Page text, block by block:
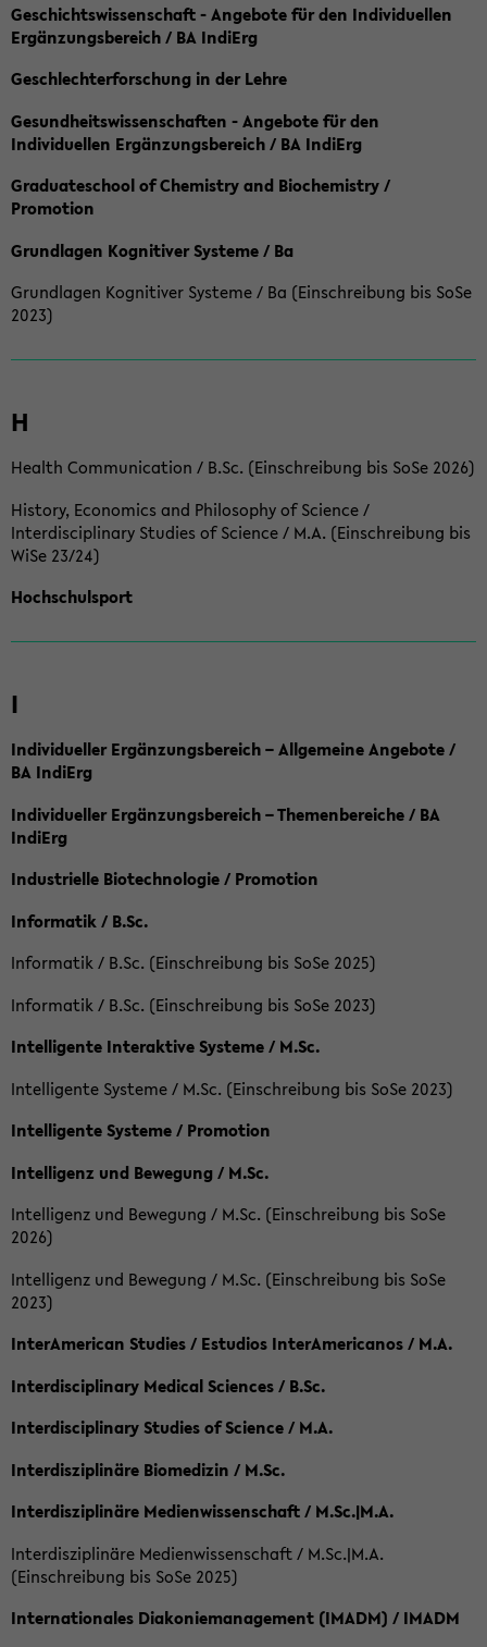
Geschichtswissenschaft - Angebote für den Individuellen
Ergänzungsbereich / BA IndiErg
Geschlechterforschung in der Lehre
Gesundheitswissenschaften - Angebote für den
Individuellen Ergänzungsbereich / BA IndiErg
Graduateschool of Chemistry and Biochemistry /
Promotion
Grundlagen Kognitiver Systeme / Ba
Grundlagen Kognitiver Systeme / Ba (Einschreibung bis SoSe
2023)
H
Health Communication / B.Sc. (Einschreibung bis SoSe 2026)
History, Economics and Philosophy of Science /
Interdisciplinary Studies of Science / M.A. (Einschreibung bis
WiSe 23/24)
Hochschulsport
I
Individueller Ergänzungsbereich – Allgemeine Angebote /
BA IndiErg
Individueller Ergänzungsbereich – Themenbereiche / BA
IndiErg
Industrielle Biotechnologie / Promotion
Informatik / B.Sc.
Informatik / B.Sc. (Einschreibung bis SoSe 2025)
Informatik / B.Sc. (Einschreibung bis SoSe 2023)
Intelligente Interaktive Systeme / M.Sc.
Intelligente Systeme / M.Sc. (Einschreibung bis SoSe 2023)
Intelligente Systeme / Promotion
Intelligenz und Bewegung / M.Sc.
Intelligenz und Bewegung / M.Sc. (Einschreibung bis SoSe
2026)
Intelligenz und Bewegung / M.Sc. (Einschreibung bis SoSe
2023)
InterAmerican Studies / Estudios InterAmericanos / M.A.
Interdisciplinary Medical Sciences / B.Sc.
Interdisciplinary Studies of Science / M.A.
Interdisziplinäre Biomedizin / M.Sc.
Interdisziplinäre Medienwissenschaft / M.Sc.|M.A.
Interdisziplinäre Medienwissenschaft / M.Sc.|M.A.
(Einschreibung bis SoSe 2025)
Internationales Diakoniemanagement (IMADM) / IMADM